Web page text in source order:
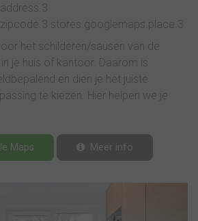
stores.googlemaps.place.3
het schilderen/sausen van de
je huis of kantoor. Daarom is
en dien je het juiste
te kiezen. Hier helpen we je
Maps Meer info